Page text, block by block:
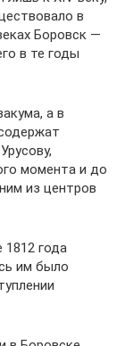
в
Боровск —
в те годы
а в
момента и до
из центров
1812 года
им было